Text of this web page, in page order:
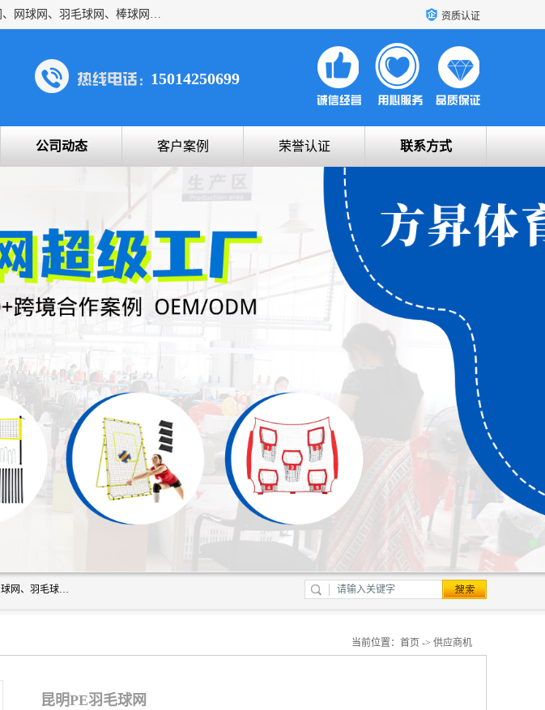
方昇体育科技专注于球网运动及户外产品，优势系列包括：高尔夫网、足球门、匹克球网、排球网、网球网、羽毛球网、棒球网、橄榄球网、乒乓球网、反弹网、冰球门、草地曲棍球门。 资质认证
15014250699
公司动态 客户案例 荣誉认证 联系方式
方昇体育科技专注于球网运动及户外产品，优势系列包括：高尔夫网、足球门、匹克球网、排球网、网球网、羽毛球网、棒球网、橄榄球网、乒乓球网、反弹网、冰球门、草地曲棍球门。
当前位置： 首页 -> 供应商机
昆明PE羽毛球网